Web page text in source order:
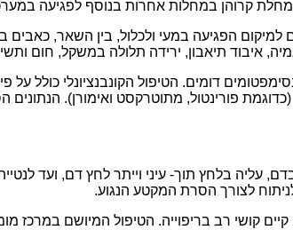
מחלת קרוהן במחלות אחרות בנוסף לפגיעה
הפגיעה במעי ולכלול, בין השאר, כאבים
איבוד תיאבון, ירידה תלולה במשקל, חום
דומים. הטיפול הקונבנציונלי כולל על
פורינטול, מתוטרקסט ואימורן).
עליה בלחץ תוך- עיני וייתר לחץ דם, ועד
לצורך הסרת המקטע הנגוע.
קושי רב בריפוייה. הטיפול המיושם במרכז